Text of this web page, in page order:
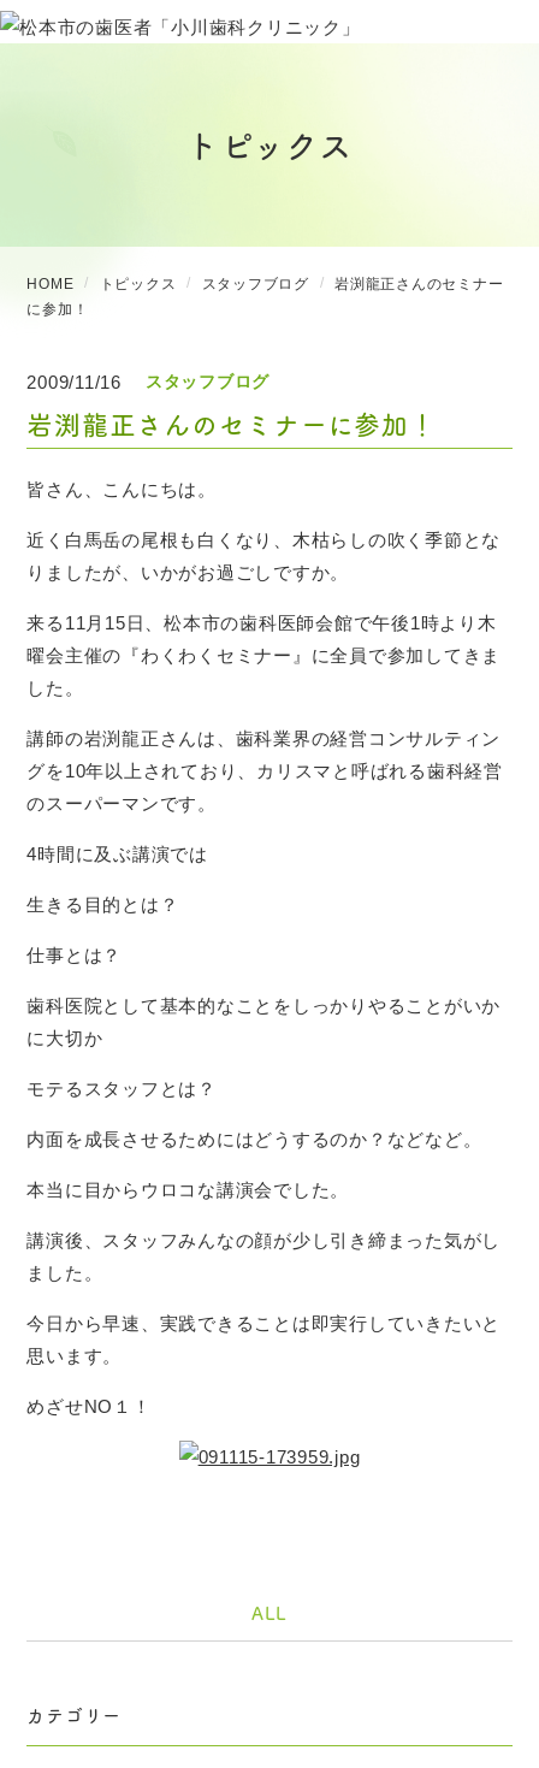
トピックス
HOME トピックス スタッフブログ
岩渕龍正さんのセミナー
に参加！
カテゴリー
2009/11/16 スタッフブログ
岩渕龍正さんのセミナーに参加！
皆さん、こんにちは。
近く白馬岳の尾根も白くなり、木枯らしの吹く季節とな
りましたが、いかがお過ごしですか。
来る11月15日、松本市の歯科医師会館で午後1時より木
曜会主催の『わくわくセミナー』に全員で参加してきま
した。
講師の岩渕龍正さんは、歯科業界の経営コンサルティン
グを10年以上されており、カリスマと呼ばれる歯科経営
のスーパーマンです。
4時間に及ぶ講演では
生きる目的とは？
仕事とは？
歯科医院として基本的なことをしっかりやることがいか
に大切か
モテるスタッフとは？
内面を成長させるためにはどうするのか？などなど。
本当に目からウロコな講演会でした。
講演後、スタッフみんなの顔が少し引き締まった気がし
ました。
今日から早速、実践できることは即実行していきたいと
思います。
めざせNO１！
ALL